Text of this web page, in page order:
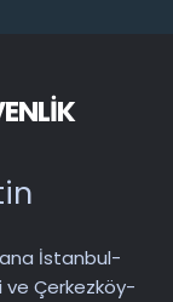
İstanbul-
ve Çerkezköy-